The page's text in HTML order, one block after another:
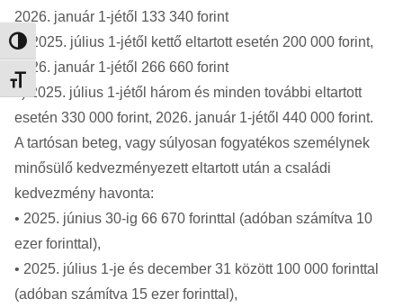
Nagy kontraszt váltása
Betűméret váltása
2026. január 1-jétől 133 340 forint
b) 2025. július 1-jétől kettő eltartott esetén 200 000 forint,
2026. január 1-jétől 266 660 forint
c) 2025. július 1-jétől három és minden további eltartott
esetén 330 000 forint, 2026. január 1-jétől 440 000 forint.
A tartósan beteg, vagy súlyosan fogyatékos személynek
minősülő kedvezményezett eltartott után a családi
kedvezmény havonta:
• 2025. június 30-ig 66 670 forinttal (adóban számítva 10
ezer forinttal),
• 2025. július 1-je és december 31 között 100 000 forinttal
(adóban számítva 15 ezer forinttal),